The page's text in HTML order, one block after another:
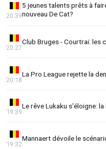
5 jeunes talents prêts à
nouveau De Cat?
20:39
Club Bruges - Courtrai: les
20:27
La Pro League rejette la
20:18
Le rêve Lukaku s'éloigne:
19:39
Mannaert dévoile le
19:32